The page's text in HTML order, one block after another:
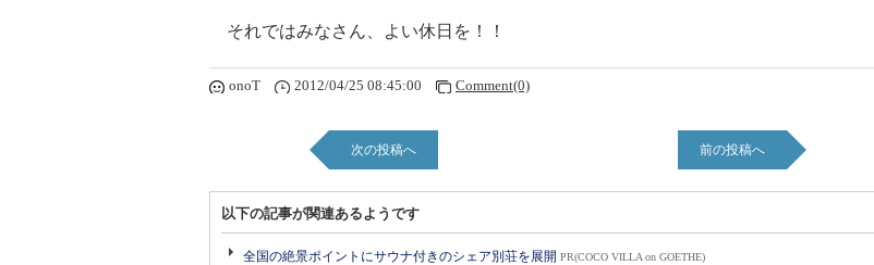
それではみなさん、よい休日を！！
onoT 2012/04/25 08:45:00 Comment(0)
次の投稿へ 前の投稿へ
以下の記事が関連あるようです
全国の絶景ポイントにサウナ付きのシェア別荘を展開 PR(COCO VILLA on GOETHE)